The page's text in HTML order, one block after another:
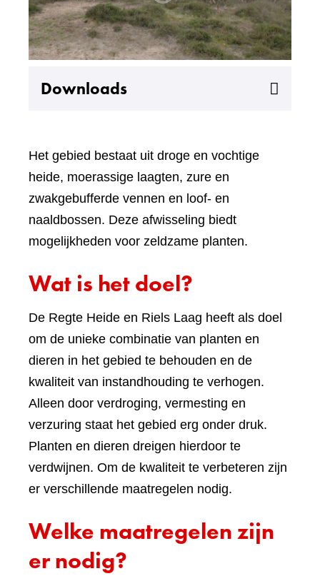
Downloads
Uitklappen
Het gebied bestaat uit droge en vochtige
heide, moerassige laagten, zure en
zwakgebufferde vennen en loof- en
naaldbossen. Deze afwisseling biedt
mogelijkheden voor zeldzame planten.
Wat is het doel?
De Regte Heide en Riels Laag heeft als doel
om de unieke combinatie van planten en
dieren in het gebied te behouden en de
kwaliteit van instandhouding te verhogen.
Alleen door verdroging, vermesting en
verzuring staat het gebied erg onder druk.
Planten en dieren dreigen hierdoor te
verdwijnen. Om de kwaliteit te verbeteren zijn
er verschillende maatregelen nodig.
Welke maatregelen zijn
er nodig?